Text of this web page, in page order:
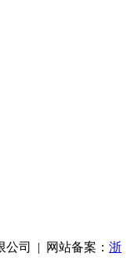
公司 | 网站备案： 浙